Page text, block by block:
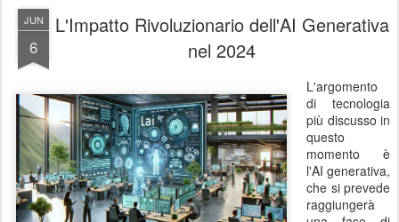
JUN
6
L'Impatto Rivoluzionario dell'AI Generativa
nel 2024
L'argomento
di tecnologia
più discusso in
questo
momento è
l'AI generativa,
che si prevede
raggiungerà